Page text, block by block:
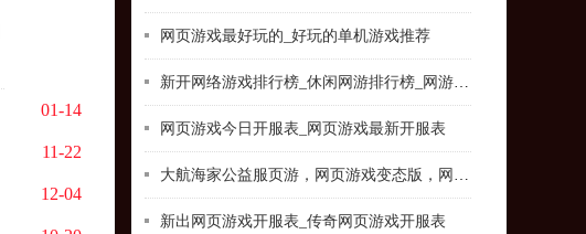
01-14
11-22
12-04
网页游戏最好玩的_好玩的单机游戏推荐
新开网络游戏排行榜_休闲网游排行榜_网游 排行榜
网页游戏今日开服表_网页游戏最新开服表
大航海家公益服页游，网页游戏变态版，网页游戏排名
新出网页游戏开服表_传奇网页游戏开服表